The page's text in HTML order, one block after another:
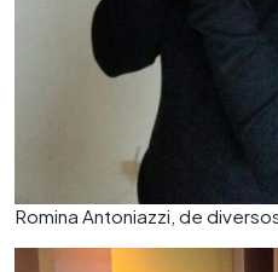
Romina Antoniazzi, de